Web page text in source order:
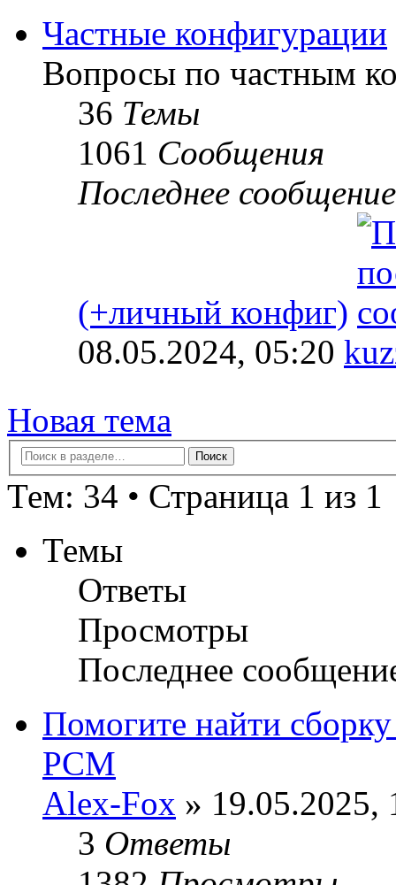
Частные конфигурации
Вопросы по частным
36 Темы
1061 Сообщения
Последнее сообщение
(+личный конфиг)
08.05.2024, 05:20
Новая тема
Тем: 34 • Страница 1 из 1
Темы
Ответы
Просмотры
Последнее
Помогите найти
PCM
Alex-Fox » 19.05.2025,
3 Ответы